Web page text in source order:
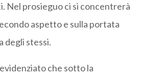
Nel prosieguo ci si concentrerà
aspetto e sulla portata
degli stessi.
che sotto la